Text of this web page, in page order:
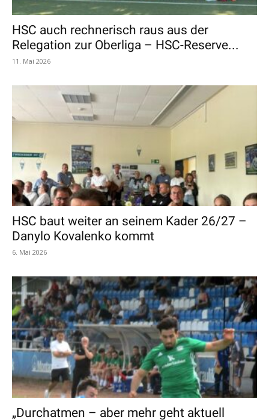
HSC auch rechnerisch raus aus der
Relegation zur Oberliga – HSC-Reserve...
11. Mai 2026
HSC baut weiter an seinem Kader 26/27 –
Danylo Kovalenko kommt
6. Mai 2026
„Durchatmen – aber mehr geht aktuell